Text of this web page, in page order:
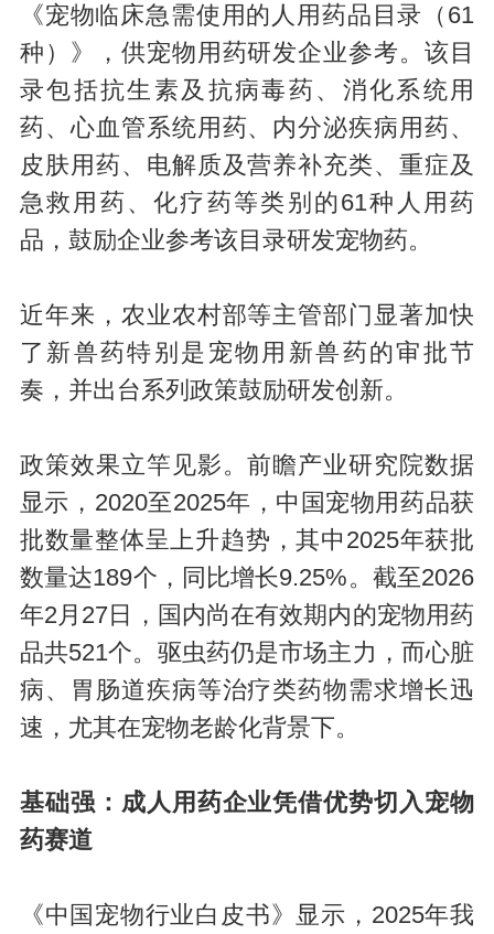
《宠物临床急需使用的人用药品目录（61
种）》，供宠物用药研发企业参考。该目
录包括抗生素及抗病毒药、消化系统用
药、心血管系统用药、内分泌疾病用药、
皮肤用药、电解质及营养补充类、重症及
急救用药、化疗药等类别的61种人用药
品，鼓励企业参考该目录研发宠物药。
近年来，农业农村部等主管部门显著加快
了新兽药特别是宠物用新兽药的审批节
奏，并出台系列政策鼓励研发创新。
政策效果立竿见影。前瞻产业研究院数据
显示，2020至2025年，中国宠物用药品获
批数量整体呈上升趋势，其中2025年获批
数量达189个，同比增长9.25%。截至2026
年2月27日，国内尚在有效期内的宠物用药
品共521个。驱虫药仍是市场主力，而心脏
病、胃肠道疾病等治疗类药物需求增长迅
速，尤其在宠物老龄化背景下。
基础强：成人用药企业凭借优势切入宠物
药赛道
《中国宠物行业白皮书》显示，2025年我